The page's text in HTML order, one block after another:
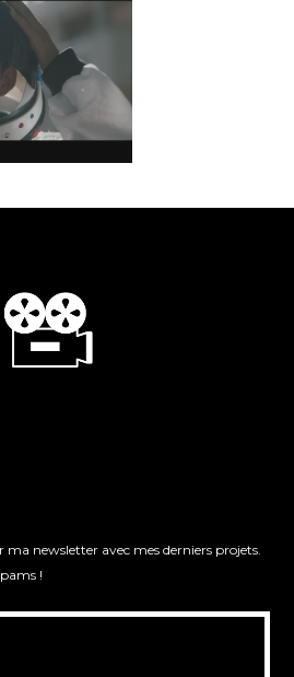
newsletter avec mes derniers projets.
!